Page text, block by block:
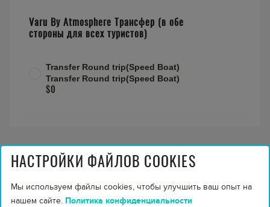
Varu By Atmosphere Трансфер (в обе
стороны для всех туристов)
Transfer Round trip(Speed Boat)
Transfer Round trip(Speed Boat)
$0
Varu By Atmosphere
УДОБСТВА
Villa with pool
Beachfront
Kids Club
НАСТРОЙКИ ФАЙЛОВ COOKIES
Мы используем файлы cookies, чтобы улучшить ваш опыт на
нашем сайте. Политика конфиденциальности